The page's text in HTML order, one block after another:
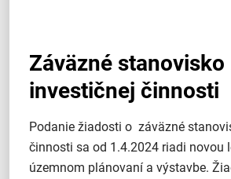
Záväzné stanovisko
investičnej činnosti
Podanie žiadosti o záväzné
činnosti sa od 1.4.2024 riadi novou
územnom plánovaní a výstavbe.